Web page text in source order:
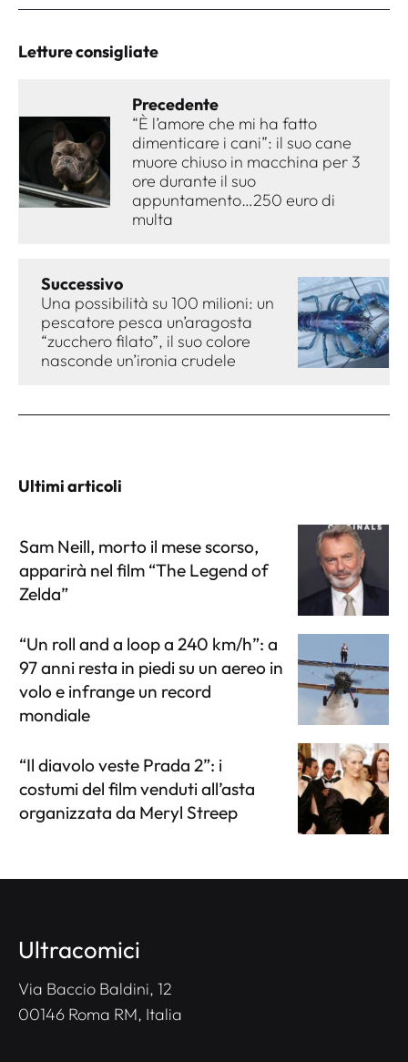
Letture consigliate
Precedente
“È l’amore che mi ha fatto
dimenticare i cani”: il suo cane
muore chiuso in macchina per 3
ore durante il suo
appuntamento…250 euro di
multa
Successivo
Una possibilità su 100 milioni: un
pescatore pesca un’aragosta
“zucchero filato”, il suo colore
nasconde un’ironia crudele
Ultimi articoli
Sam Neill, morto il mese scorso,
apparirà nel film “The Legend of
Zelda”
“Un roll and a loop a 240 km/h”: a
97 anni resta in piedi su un aereo in
volo e infrange un record
mondiale
“Il diavolo veste Prada 2”: i
costumi del film venduti all’asta
organizzata da Meryl Streep
Ultracomici
Via Baccio Baldini, 12
00146 Roma RM, Italia